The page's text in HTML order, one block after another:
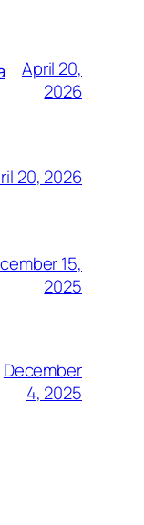
April 20,
2026
20, 2026
15,
2025
December
4, 2025